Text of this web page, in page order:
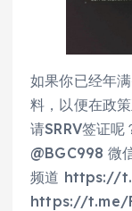
如果你已经年
料，以便在政
请SRRV签证
@BGC998 微
频道 https://
https://t.me/